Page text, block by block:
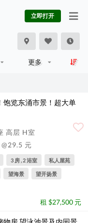
立即打开
更多
饱览东涌市景！超大单
高层 H室
@29.5 元
3 房 , 2 浴室 私人屋苑
望海景 望开扬景
租 $27,500 元